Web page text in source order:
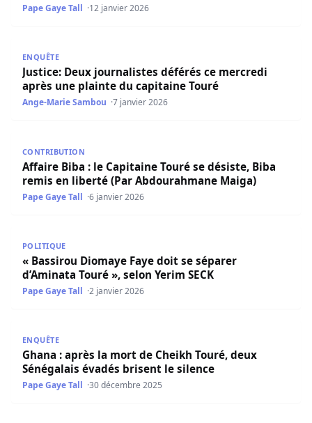
Pape Gaye Tall 12 janvier 2026
ENQUÊTE
Justice: Deux journalistes déférés ce mercredi
après une plainte du capitaine Touré
Ange-Marie Sambou 7 janvier 2026
CONTRIBUTION
Affaire Biba : le Capitaine Touré se désiste, Biba
remis en liberté (Par Abdourahmane Maiga)
Pape Gaye Tall 6 janvier 2026
POLITIQUE
« Bassirou Diomaye Faye doit se séparer
d’Aminata Touré », selon Yerim SECK
Pape Gaye Tall 2 janvier 2026
ENQUÊTE
Ghana : après la mort de Cheikh Touré, deux
Sénégalais évadés brisent le silence
Pape Gaye Tall 30 décembre 2025